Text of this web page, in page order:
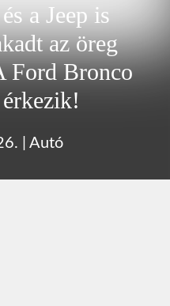
a Jeep is
az öreg
Ford Bronco
Autó